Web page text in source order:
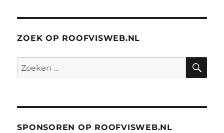
ZOEK OP ROOFVISWEB.NL
Zoeken
naar:
SPONSOREN OP ROOFVISWEB.NL